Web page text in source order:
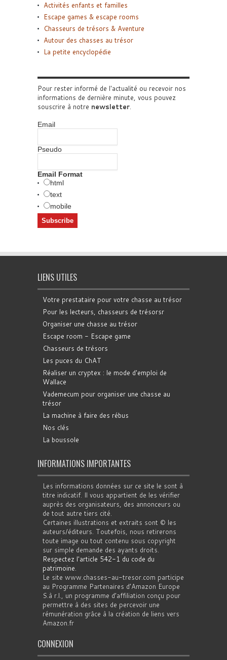
Activités enfants et familles
Escape games & escape rooms
Chasseurs de trésors & Aventure
Autour des chasses au trésor
La petite encyclopédie
Pour rester informé de l'actualité ou recevoir nos
informations de dernière minute, vous pouvez
souscrire à notre newsletter.
Email
Pseudo
Email Format
html
text
mobile
LIENS UTILES
Votre prestataire pour votre chasse au trésor
Pour les lecteurs, chasseurs de trésorsr
Organiser une chasse au trésor
Escape room - Escape game
Chasseurs de trésors
Les puces du ChAT
Réaliser un cryptex : le mode d'emploi de
Wallace
Vademecum pour organiser une chasse au
trésor
La machine à faire des rébus
Nos clés
La boussole
INFORMATIONS IMPORTANTES
Les informations données sur ce site le sont à
titre indicatif. Il vous appartient de les vérifier
auprès des organisateurs, des annonceurs ou
de tout autre tiers cité.
Certaines illustrations et extraits sont © les
auteurs/éditeurs. Toutefois, nous retirerons
toute image ou tout contenu sous copyright
sur simple demande des ayants droits.
Respectez l'article 542-1 du code du
patrimoine.
Le site www.chasses-au-tresor.com participe
au Programme Partenaires d’Amazon Europe
S.à r.l., un programme d’affiliation conçu pour
permettre à des sites de percevoir une
rémunération grâce à la création de liens vers
Amazon.fr
CONNEXION